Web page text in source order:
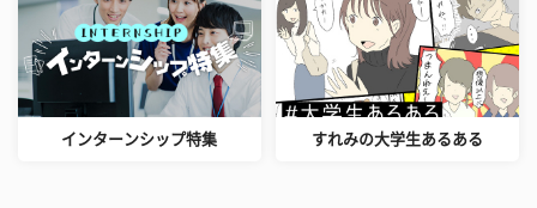
インターンシップ特集 すれみの大学生あるある